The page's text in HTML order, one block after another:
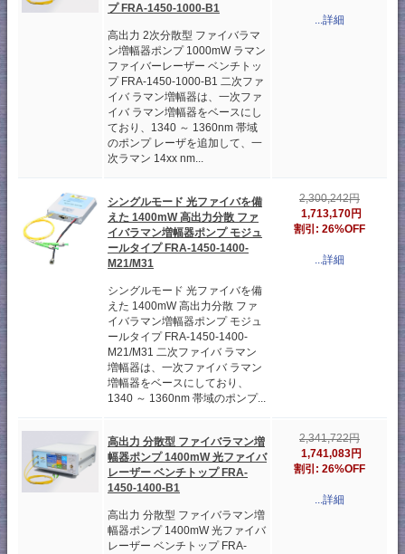
プ FRA-1450-1000-B1
高出力 2次分散型 ファイバラマ
ン増幅器ポンプ 1000mW ラマン
ファイバーレーザー ベンチトッ
プ FRA-1450-1000-B1 二次ファ
イバ ラマン増幅器は、一次ファ
イバ ラマン増幅器をベースにし
ており、1340 ～ 1360nm 帯域
のポンプ レーザを追加して、一
次ラマン 14xx nm...
...詳細
シングルモード 光ファイバを備
えた 1400mW 高出力分散 ファ
イバラマン増幅器ポンプ モジュ
ールタイプ FRA-1450-1400-
M21/M31
シングルモード 光ファイバを備
えた 1400mW 高出力分散 ファ
イバラマン増幅器ポンプ モジュ
ールタイプ FRA-1450-1400-
M21/M31 二次ファイバ ラマン
増幅器は、一次ファイバ ラマン
増幅器をベースにしており、
1340 ～ 1360nm 帯域のポンプ...
2,300,242円
1,713,170円
割引: 26%OFF
...詳細
高出力 分散型 ファイバラマン増
幅器ポンプ 1400mW 光ファイバ
レーザー ベンチトップ FRA-
1450-1400-B1
高出力 分散型 ファイバラマン増
幅器ポンプ 1400mW 光ファイバ
レーザー ベンチトップ FRA-
2,341,722円
1,741,083円
割引: 26%OFF
...詳細